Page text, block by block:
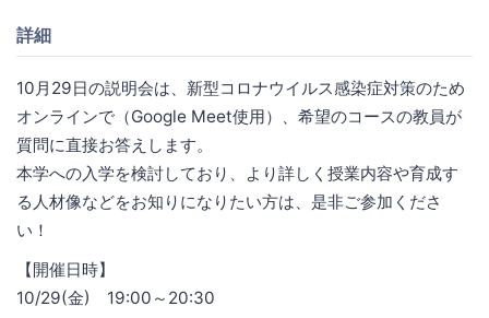
詳細
10月29日の説明会は、新型コロナウイルス感染症対策のため
オンラインで（Google Meet使用）、希望のコースの教員が
質問に直接お答えします。
本学への入学を検討しており、より詳しく授業内容や育成す
る人材像などをお知りになりたい方は、是非ご参加くださ
い！
【開催日時】
10/29(金) 19:00～20:30